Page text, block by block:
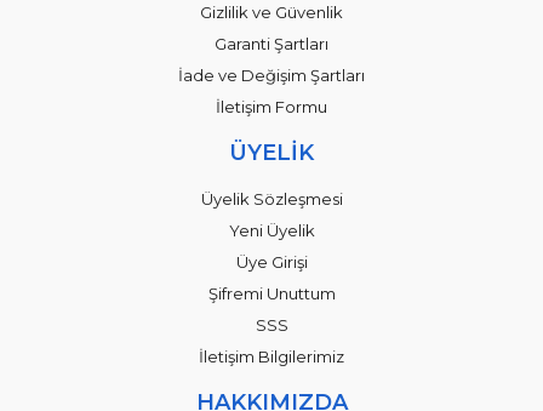
Gizlilik ve Güvenlik
Garanti Şartları
İade ve Değişim Şartları
İletişim Formu
ÜYELİK
Üyelik Sözleşmesi
Yeni Üyelik
Üye Girişi
Şifremi Unuttum
SSS
İletişim Bilgilerimiz
HAKKIMIZDA